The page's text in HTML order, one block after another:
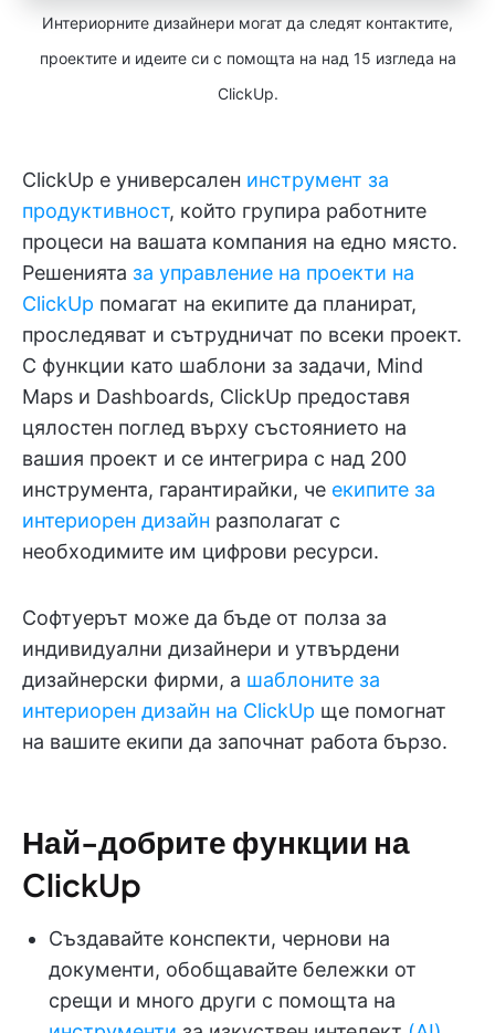
Интериорните дизайнери могат да следят контактите,
проектите и идеите си с помощта на над 15 изгледа на
ClickUp.
ClickUp е универсален инструмент за
продуктивност, който групира работните
процеси на вашата компания на едно място.
Решенията за управление на проекти на
ClickUp помагат на екипите да планират,
проследяват и сътрудничат по всеки проект.
С функции като шаблони за задачи, Mind
Maps и Dashboards, ClickUp предоставя
цялостен поглед върху състоянието на
вашия проект и се интегрира с над 200
инструмента, гарантирайки, че екипите за
интериорен дизайн разполагат с
необходимите им цифрови ресурси.
Софтуерът може да бъде от полза за
индивидуални дизайнери и утвърдени
дизайнерски фирми, а шаблоните за
интериорен дизайн на ClickUp ще помогнат
на вашите екипи да започнат работа бързо.
Най-добрите функции на
ClickUp
Създавайте конспекти, чернови на
документи, обобщавайте бележки от
срещи и много други с помощта на